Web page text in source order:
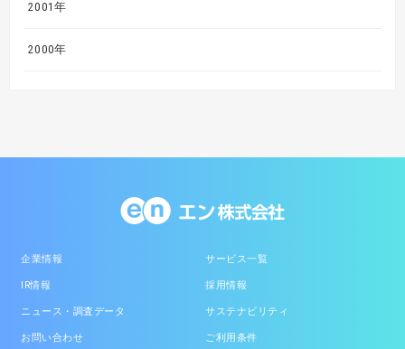
2001年
2000年
企業情報 サービス一覧
IR情報 採用情報
ニュース・調査データ サステナビリティ
お問い合わせ ご利用条件